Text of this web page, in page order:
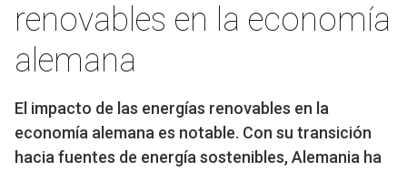
renovables en la economía
alemana
El impacto de las energías renovables en la
economía alemana es notable. Con su transición
hacia fuentes de energía sostenibles, Alemania ha